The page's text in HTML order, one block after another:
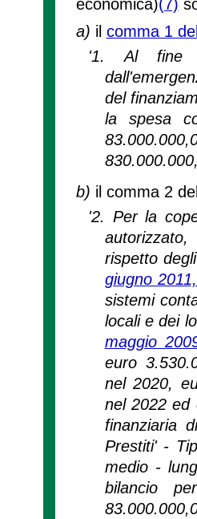
economica)(7)
a) il comma 1
'1. Al fine
del
la spesa
b) il comma 2
'2. Per la
rispetto
giugno
sistemi
locali e dei
maggio
euro
nel 2020,
nel 2022 ed
finanziaria
Prestiti' -
medio -
bilancio